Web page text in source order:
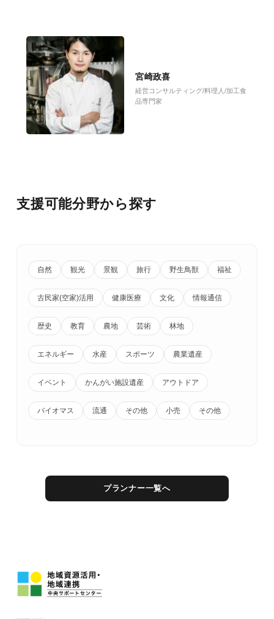
宮崎政喜
経営コンサルティング/料理人/加工食
品専門家
支援可能分野から探す
自然 観光 景観 旅行 野生鳥獣 福祉
古民家(空家)活用 健康医療 文化 情報通信
歴史 教育 農地 芸術 林地
エネルギー 水産 スポーツ 農業遺産
イベント かんがい施設遺産 アウトドア
バイオマス 流通 その他 小売 その他
プランナー一覧へ